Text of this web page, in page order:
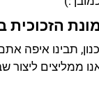
תבינו איפה
ממליצים ליצור